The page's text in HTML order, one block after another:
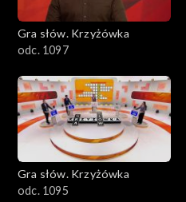
Gra słów. Krzyżówka
odc. 1097
Gra słów. Krzyżówka
odc. 1095